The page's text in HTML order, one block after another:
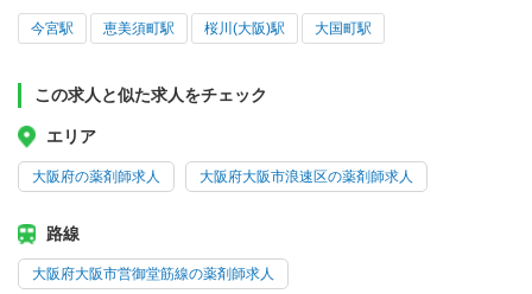
今宮駅 恵美須町駅 桜川(大阪)駅 大国町駅
この求人と似た求人をチェック
エリア
大阪府の薬剤師求人 大阪府大阪市浪速区の薬剤師求人
路線
大阪府大阪市営御堂筋線の薬剤師求人